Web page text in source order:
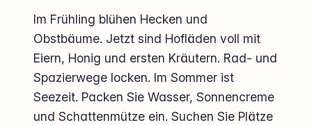
Im Frühling blühen Hecken und
Obstbäume. Jetzt sind Hofläden voll mit
Eiern, Honig und ersten Kräutern. Rad- und
Spazierwege locken. Im Sommer ist
Seezeit. Packen Sie Wasser, Sonnencreme
und Schattenmütze ein. Suchen Sie Plätze